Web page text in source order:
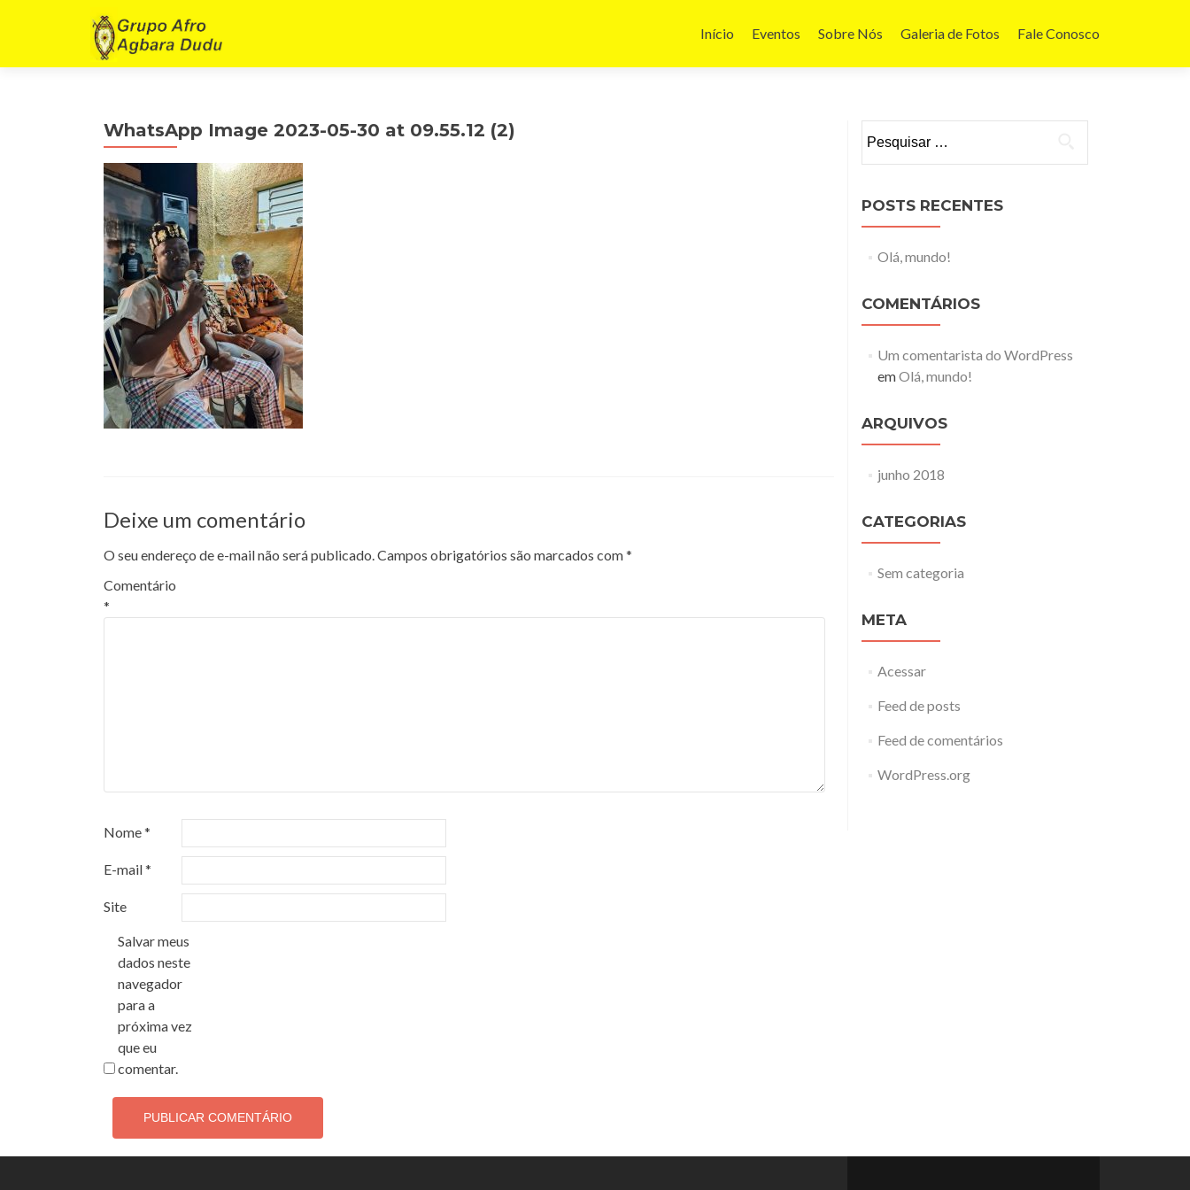
para
conteúdo
Início Eventos Sobre Nós Galeria de Fotos Fale Conosco
WhatsApp Image 2023-05-30 at 09.55.12 (2)
Deixe um comentário
O seu endereço de e-mail não será publicado.Campos obrigatórios são marcados com*
Comentário
*
Nome*
E-mail*
Site
Salvar meus
dados neste
navegador
para a
próxima vez
que eu
comentar.
por:
POSTS RECENTES
Olá, mundo!
COMENTÁRIOS
Um comentarista do WordPress
emOlá, mundo!
ARQUIVOS
junho 2018
CATEGORIAS
Sem categoria
META
Acessar
Feed de posts
Feed de comentários
WordPress.org